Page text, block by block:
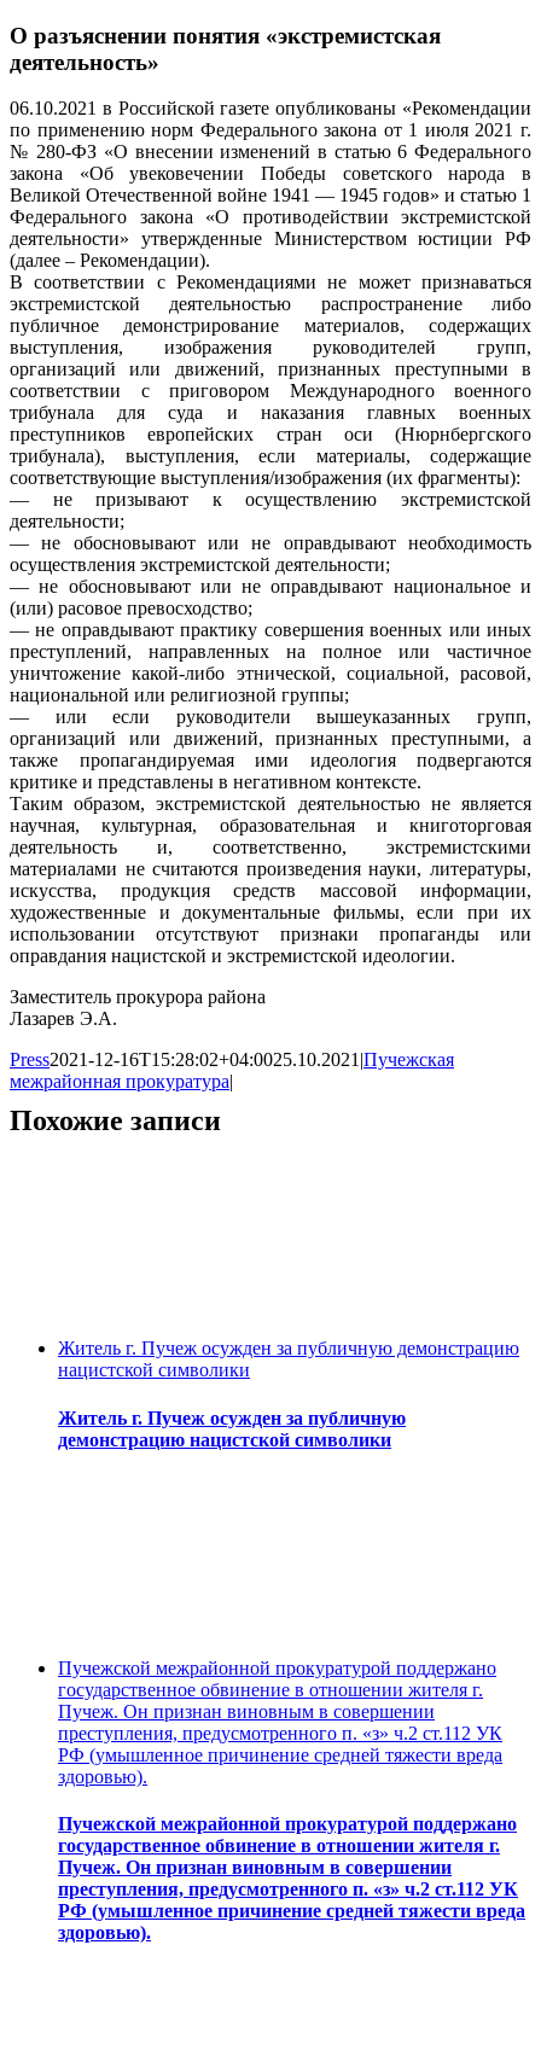
О разъяснении понятия «экстремистская
деятельность»
06.10.2021 в Российской газете опубликованы «Рекомендации
по применению норм Федерального закона от 1 июля 2021 г.
№ 280-ФЗ «О внесении изменений в статью 6 Федерального
закона «Об увековечении Победы советского народа в
Великой Отечественной войне 1941 — 1945 годов» и статью 1
Федерального закона «О противодействии экстремистской
деятельности» утвержденные Министерством юстиции РФ
(далее – Рекомендации).
В соответствии с Рекомендациями не может признаваться
экстремистской деятельностью распространение либо
публичное демонстрирование материалов, содержащих
выступления, изображения руководителей групп,
организаций или движений, признанных преступными в
соответствии с приговором Международного военного
трибунала для суда и наказания главных военных
преступников европейских стран оси (Нюрнбергского
трибунала), выступления, если материалы, содержащие
соответствующие выступления/изображения (их фрагменты):
— не призывают к осуществлению экстремистской
деятельности;
— не обосновывают или не оправдывают необходимость
осуществления экстремистской деятельности;
— не обосновывают или не оправдывают национальное и
(или) расовое превосходство;
— не оправдывают практику совершения военных или иных
преступлений, направленных на полное или частичное
уничтожение какой-либо этнической, социальной, расовой,
национальной или религиозной группы;
— или если руководители вышеуказанных групп,
организаций или движений, признанных преступными, а
также пропагандируемая ими идеология подвергаются
критике и представлены в негативном контексте.
Таким образом, экстремистской деятельностью не является
научная, культурная, образовательная и книготорговая
деятельность и, соответственно, экстремистскими
материалами не считаются произведения науки, литературы,
искусства, продукция средств массовой информации,
художественные и документальные фильмы, если при их
использовании отсутствуют признаки пропаганды или
оправдания нацистской и экстремистской идеологии.
Заместитель прокурора района
Лазарев Э.А.
Press2021-12-16T15:28:02+04:0025.10.2021|Пучежская
межрайонная прокуратура|
Похожие записи
Житель г. Пучеж осужден за публичную демонстрацию
нацистской символики
Житель г. Пучеж осужден за публичную
демонстрацию нацистской символики
Пучежской межрайонной прокуратурой поддержано
государственное обвинение в отношении жителя г.
Пучеж. Он признан виновным в совершении
преступления, предусмотренного п. «з» ч.2 ст.112 УК
РФ (умышленное причинение средней тяжести вреда
здоровью).
Пучежской межрайонной прокуратурой поддержано
государственное обвинение в отношении жителя г.
Пучеж. Он признан виновным в совершении
преступления, предусмотренного п. «з» ч.2 ст.112 УК
РФ (умышленное причинение средней тяжести вреда
здоровью).